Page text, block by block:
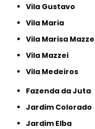
Vila Gustavo
Vila Maria
Vila Marisa
Vila Mazzei
Vila Medeiros
Fazenda da Juta
Jardim Colorado
Jardim Elba